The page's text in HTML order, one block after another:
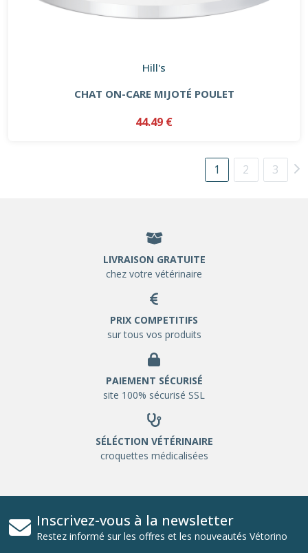
Hill's
CHAT ON-CARE MIJOTÉ POULET
44.49 €
1 2 3
LIVRAISON GRATUITE
chez votre vétérinaire
PRIX COMPETITIFS
sur tous vos produits
PAIEMENT SÉCURISÉ
site 100% sécurisé SSL
SÉLÉCTION VÉTÉRINAIRE
croquettes médicalisées
Inscrivez-vous à la newsletter
Restez informé sur les offres et les nouveautés Vétorino